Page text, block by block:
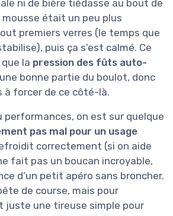
ni de bière tiédasse au bout de
était un peu plus
premiers verres (le temps que
puis ça s’est calmé. Ce
la pression des fûts auto-
bonne partie du boulot, donc
à forcer de ce côté-là.
performances, on est sur quelque
pas mal pour un usage
correctement (si on aide
fait pas un boucan incroyable,
d’un petit apéro sans broncher.
de course, mais pour
juste une tireuse simple pour